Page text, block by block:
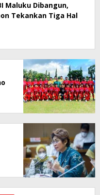
Maluku Dibangun,
Tekankan Tiga Hal